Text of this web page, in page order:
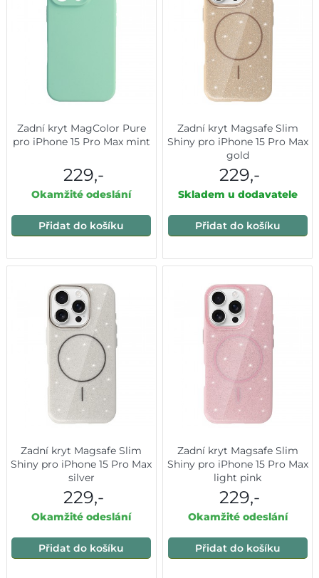
Zadní kryt MagColor Pure
pro iPhone 15 Pro Max mint
229,-
Okamžité odeslání
Přidat do košíku
Zadní kryt Magsafe Slim
Shiny pro iPhone 15 Pro Max
gold
229,-
Skladem u dodavatele
Přidat do košíku
Zadní kryt Magsafe Slim
Shiny pro iPhone 15 Pro Max
silver
229,-
Okamžité odeslání
Přidat do košíku
Zadní kryt Magsafe Slim
Shiny pro iPhone 15 Pro Max
light pink
229,-
Okamžité odeslání
Přidat do košíku